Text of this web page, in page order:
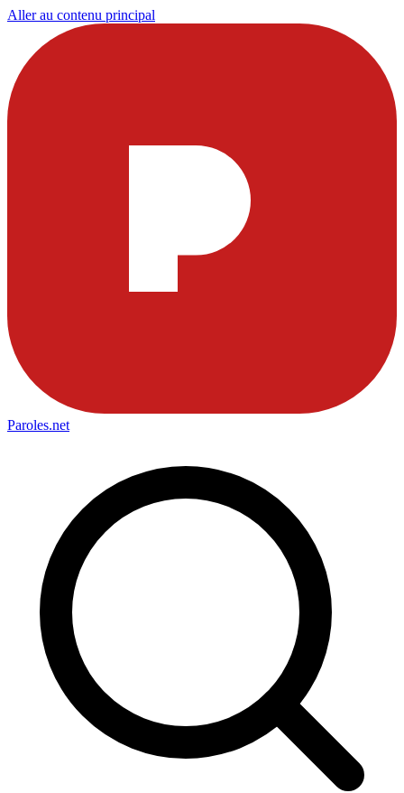
Aller au contenu principal
Paroles.net